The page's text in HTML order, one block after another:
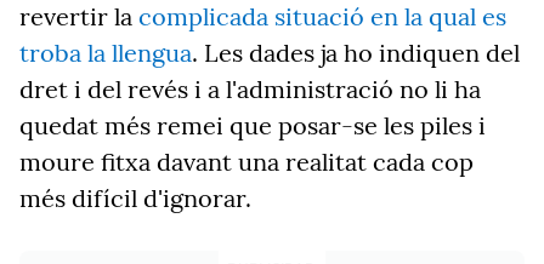
revertir la complicada situació en la qual es
troba la llengua. Les dades ja ho indiquen del
dret i del revés i a l'administració no li ha
quedat més remei que posar-se les piles i
moure fitxa davant una realitat cada cop
més difícil d'ignorar.